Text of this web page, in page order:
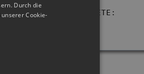
EINSATZGEBIETE:
Durch die
Cookie-